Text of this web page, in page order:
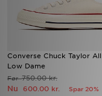
Converse Chuck Taylor
Low Dame
Før750.00 kr.
Nu 600.00 kr. Spar 20%